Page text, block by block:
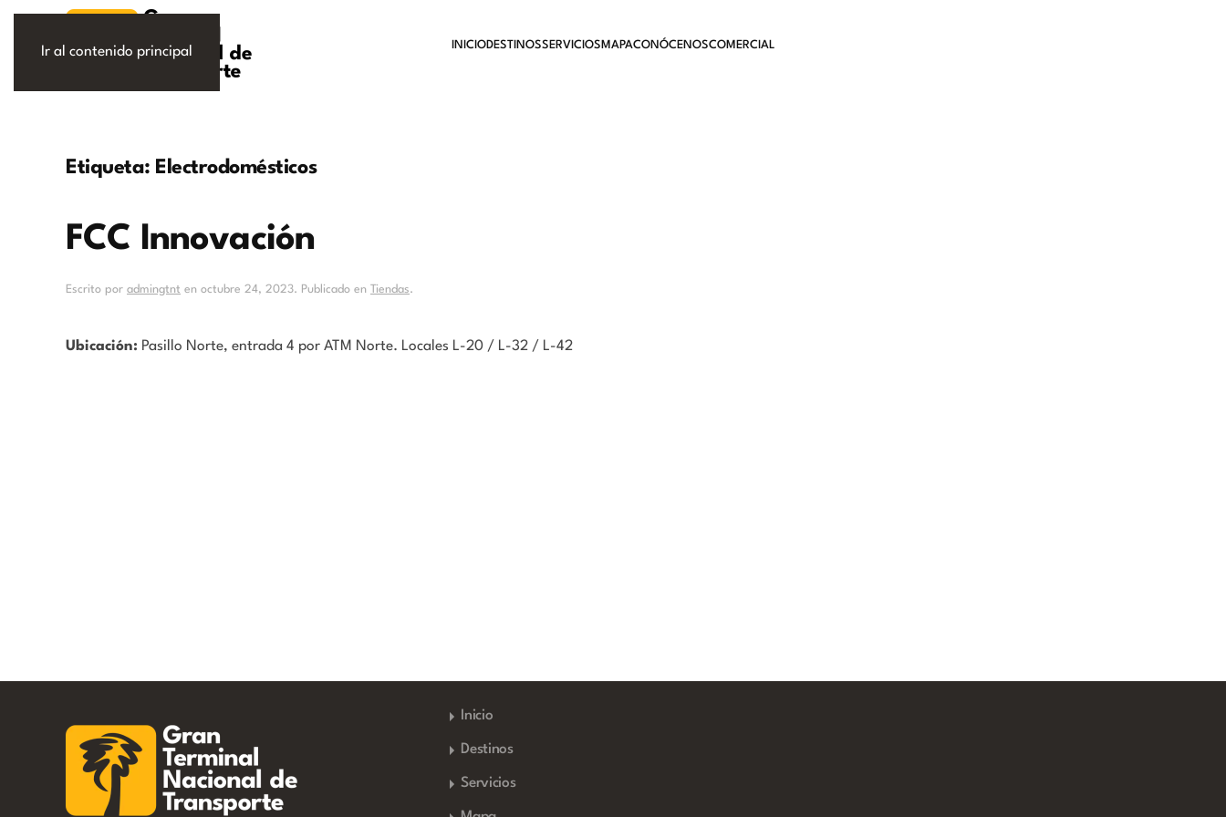
Ir al contenido principal INICIODESTINOSSERVICIOS MAPACONÓCENOSCOMERCIAL
Etiqueta: Electrodomésticos
FCC Innovación
Escrito por admingtnt en octubre 24, 2023. Publicado en Tiendas.
Ubicación: Pasillo Norte, entrada 4 por ATM Norte. Locales L-20 / L-32 / L-42
Inicio
Destinos
Servicios